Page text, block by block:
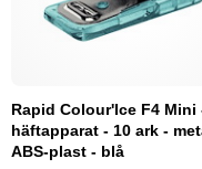
Rapid Colour'Ice F4 Mini
häftapparat - 10 ark -
ABS-plast - blå